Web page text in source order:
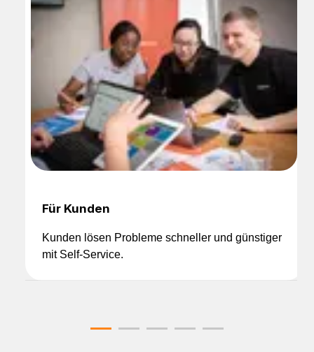
Für Kunden
Kunden lösen Probleme schneller und günstiger
mit Self-Service.